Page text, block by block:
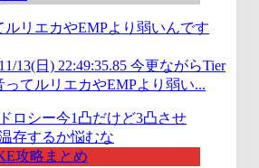
ルリエカやEMPより弱いんです
13(日) 22:49:35.85 今更ながらTier
てルリエカやEMPより弱い...
攻略まとめ